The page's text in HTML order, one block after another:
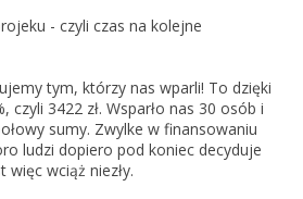
- czyli czas na kolejne
tym, którzy nas wparli! To dzięki
czyli 3422 zł. Wsparło nas 30 osób i
sumy. Zwylke w finansowaniu
ludzi dopiero pod koniec decyduje
więc wciąż niezły.